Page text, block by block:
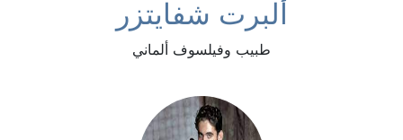
ألبرت شفايتزر
طبيب وفيلسوف ألماني